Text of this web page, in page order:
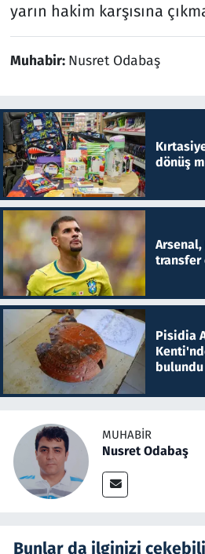
yarın hakim karşısına
Muhabir: Nusret Odabaş
dönüş
transfer
Pisidia
bulundu
MUHABIR
Nusret Odabaş
Bunlar da ilginizi